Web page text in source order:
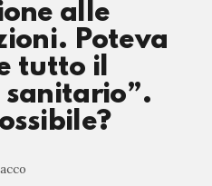
alle
Poteva
tutto il
sanitario”.